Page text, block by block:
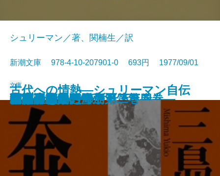
喪失の儀礼
パルタイ
夢魔の標的
天人五衰―豊饒の海・第四巻―
海流のなかの島々〔上〕
海流のなかの島々〔下〕
暁の寺―豊饒の海・第三巻―
果心居士の幻術
百万ドルをとり返せ！
古代への情熱―シュリーマン自伝
―
シュリーマン／著、関楠生／訳
新潮文庫 978-4-10-207901-0 693円 1977/09/01
文庫
奔馬―豊饒の海・第二巻―
白い服の男
先導者・赤い雪崩
午後の恐竜
彼の生きかた
巨人の磯
宇宙のあいさつ
精神分析入門〔上〕
精神分析入門〔下〕
幸福論